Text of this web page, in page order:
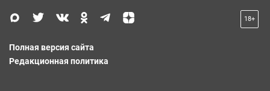
18+
Полная версия сайта
Редакционная политика